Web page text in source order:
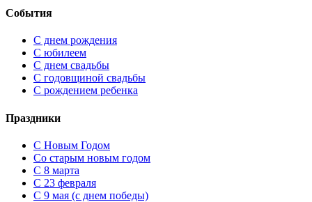
События
С днем рождения
С юбилеем
С днем свадьбы
С годовщиной свадьбы
С рождением ребенка
Праздники
C Новым Годом
Cо старым новым годом
С 8 марта
С 23 февраля
С 9 мая (с днем победы)